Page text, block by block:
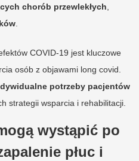
chorób przewlekłych
COVID-19 jest kluczowe
osób z objawami long covid.
potrzeby pacjentów
strategii wsparcia i rehabilitacji.
wystąpić po
płuc i